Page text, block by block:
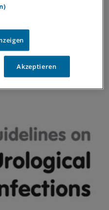
Harnwegsinfektionen
und gute Verträglichkeit
zeigt, warum dieses
Akzeptieren